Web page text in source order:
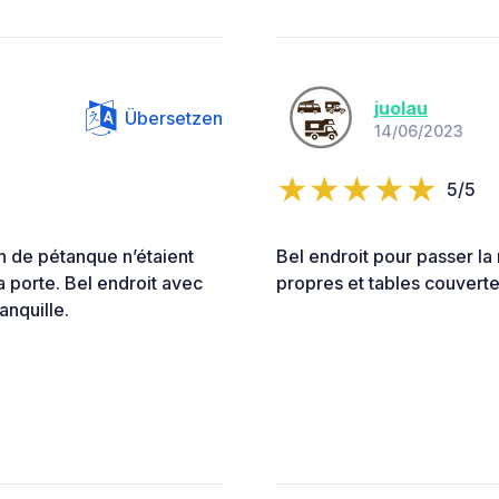
Übersetzen
pétanque n’étaient
porte. Bel endroit avec
juolau
14/06/2023
5/5
Bel endroit pour passer
propres et tables